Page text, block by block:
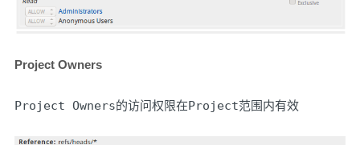
Project Owners
Project Owners的访问权限在Project范围内有效